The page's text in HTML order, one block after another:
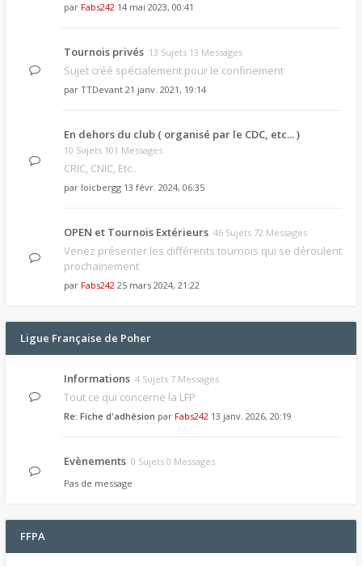
par Fabs242 14 mai 2023, 00:41
Tournois privés 13 Sujets 13 Messages
Sujet créé spécialement pour le confinement
par TTDevant 21 janv. 2021, 19:14
En dehors du club ( organisé par le CDC, etc... )
10 Sujets 101 Messages
CRIC, CNIC, Etc..
par loïcbergg 13 févr. 2024, 06:35
OPEN et Tournois Extérieurs 46 Sujets 72 Messages
Venez présenter les différents tournois qui se déroulent
prochainement
par Fabs242 25 mars 2024, 21:22
Ligue Française de Poher
Informations 4 Sujets 7 Messages
Tout ce qui concerne la LFP
Re: Fiche d'adhésion par Fabs242 13 janv. 2026, 20:19
Evènements 0 Sujets 0 Messages
Pas de message
FFPA